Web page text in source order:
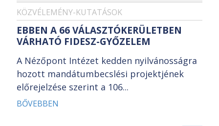
KÖZVÉLEMÉNY-KUTATÁSOK
EBBEN A 66 VÁLASZTÓKERÜLETBEN
VÁRHATÓ FIDESZ-GYŐZELEM
A Nézőpont Intézet kedden nyilvánosságra
hozott mandátumbecslési projektjének
előrejelzése szerint a 106...
BŐVEBBEN